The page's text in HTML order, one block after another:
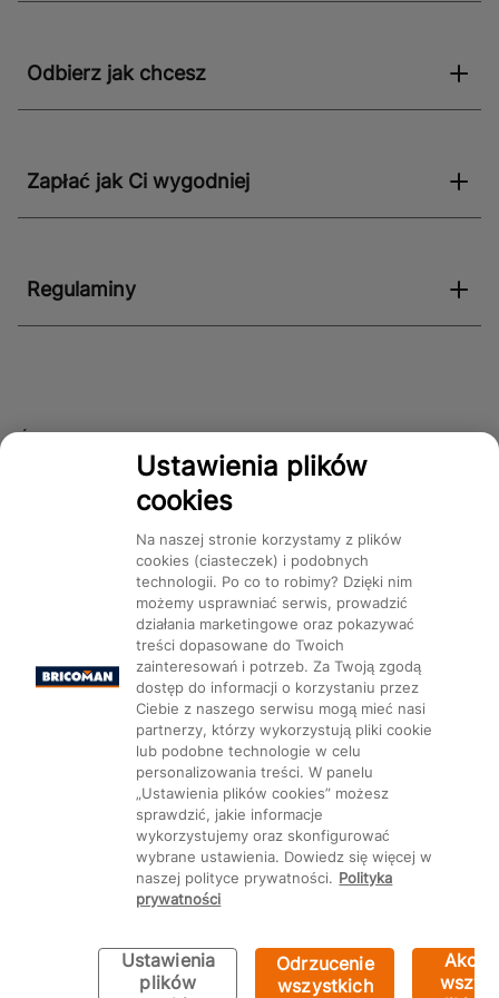
Odbierz jak chcesz
Zapłać jak Ci wygodniej
Regulaminy
Śledź nas!
Mapa Strony: Kategorie Produkty Marki CMS
Ustawienia plików cookie
Ustawienia plików
cookies
Na naszej stronie korzystamy z plików
cookies (ciasteczek) i podobnych
technologii. Po co to robimy? Dzięki nim
możemy usprawniać serwis, prowadzić
działania marketingowe oraz pokazywać
treści dopasowane do Twoich
zainteresowań i potrzeb. Za Twoją zgodą
dostęp do informacji o korzystaniu przez
Ciebie z naszego serwisu mogą mieć nasi
partnerzy, którzy wykorzystują pliki cookie
lub podobne technologie w celu
personalizowania treści. W panelu
„Ustawienia plików cookies” możesz
sprawdzić, jakie informacje
wykorzystujemy oraz skonfigurować
wybrane ustawienia. Dowiedz się więcej w
naszej polityce prywatności. Polityka
prywatności
Ustawienia
plików
Odrzucenie
wszystkich